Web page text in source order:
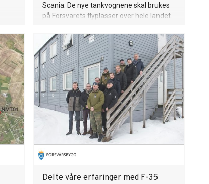
Scania. De nye tankvognene skal brukes
på Forsvarets flyplasser over hele landet.
Delte våre erfaringer med F-35